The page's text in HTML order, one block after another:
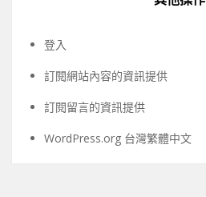
登入
訂閱網站內容的資訊提供
訂閱留言的資訊提供
WordPress.org 台灣繁體中文